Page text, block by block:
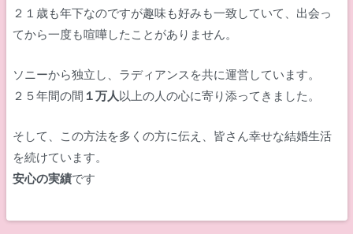
２１歳も年下なのですが趣味も好みも一致していて、出会っ
てから一度も喧嘩したことがありません。
ソニーから独立し、ラディアンスを共に運営しています。
２５年間の間 １万人以上の人の心に寄り添ってきました。
そして、この方法を多くの方に伝え、皆さん幸せな結婚生活
を続けています。
安心の実績です